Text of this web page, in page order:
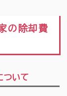
の除却費
ついて